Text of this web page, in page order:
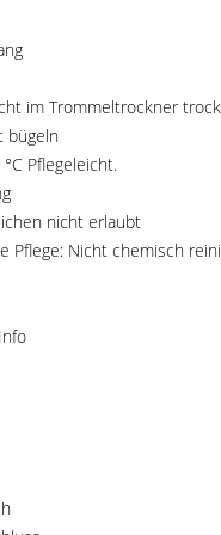
im Trommeltrockner
bügeln
Pflegeleicht.
nicht erlaubt
Pflege: Nicht chemisch